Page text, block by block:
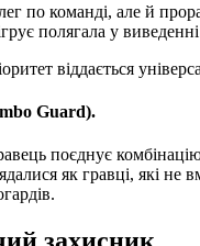
по команді, але й
полягала у
віддається
Guard).
поєднує
як гравці, які